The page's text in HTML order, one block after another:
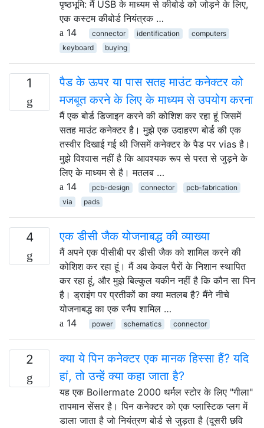
पृष्ठभूमि: मैं USB के माध्यम से कीबोर्ड को जोड़ने के लिए,
एक कस्टम कीबोर्ड नियंत्रक …
14
connector identification
computers
keyboard
buying
1
पैड के ऊपर या पास सतह माउंट कनेक्टर को
मजबूत करने के लिए के माध्यम से उपयोग करना
मैं एक बोर्ड डिजाइन करने की कोशिश कर रहा हूं जिसमें
सतह माउंट कनेक्टर है। मुझे एक उदाहरण बोर्ड की एक
तस्वीर दिखाई गई थी जिसमें कनेक्टर के पैड पर vias है।
मुझे विश्वास नहीं है कि आवश्यक रूप से परत से जुड़ने के
लिए के माध्यम से है। मतलब …
14
pcb-design connector
pcb-fabrication
via
pads
4 एक डीसी जैक योजनाबद्ध की व्याख्या
मैं अपने एक पीसीबी पर डीसी जैक को शामिल करने की
कोशिश कर रहा हूं। मैं अब केवल पैरों के निशान स्थापित
कर रहा हूं, और मुझे बिल्कुल यकीन नहीं है कि कौन सा पिन
है। ड्राइंग पर प्रतीकों का क्या मतलब है? मैंने नीचे
योजनाबद्ध का एक स्नैप शामिल …
14
power schematics connector
2
क्या ये पिन कनेक्टर एक मानक हिस्सा हैं? यदि
हां, तो उन्हें क्या कहा जाता है?
यह एक Boilermate 2000 थर्मल स्टोर के लिए "गीला"
तापमान सेंसर है। पिन कनेक्टर को एक प्लास्टिक प्लग में
डाला जाता है जो नियंत्रण बोर्ड से जुड़ता है (दूसरी छवि